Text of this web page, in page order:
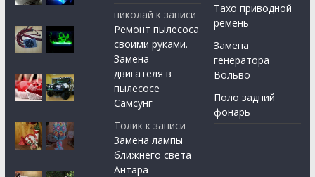
николай к записи
Ремонт пылесоса
своими руками.
Замена
двигателя в
пылесосе
Самсунг
Толик к записи
Замена лампы
ближнего света
Антара
Тахо приводной
ремень
Замена
генератора
Вольво
Поло задний
фонарь